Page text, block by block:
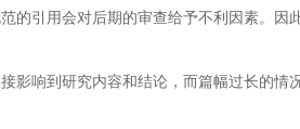
引用会对后期的审查给予不利因素。因
影响到研究内容和结论，而篇幅过长的